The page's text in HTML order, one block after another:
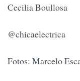
Cecilia Boullosa
@chicaelectrica
Fotos: Marcelo